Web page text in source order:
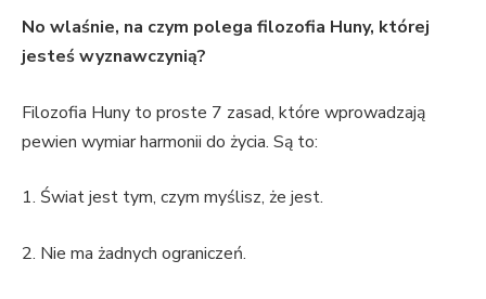
No wlaśnie, na czym polega filozofia Huny, której
jesteś wyznawczynią?
Filozofia Huny to proste 7 zasad, które wprowadzają
pewien wymiar harmonii do życia. Są to:
1. Świat jest tym, czym myślisz, że jest.
2. Nie ma żadnych ograniczeń.